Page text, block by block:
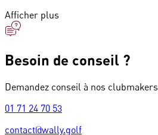
Afficher plus
Besoin de conseil ?
Demandez conseil à nos
01 71 24 70 53
contact@wally.golf